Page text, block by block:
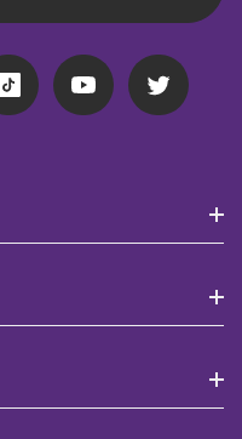
TikTok YouTube Twitter